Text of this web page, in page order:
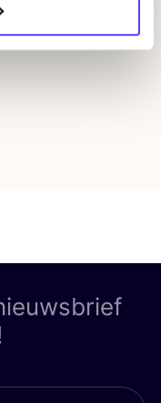
haal­den